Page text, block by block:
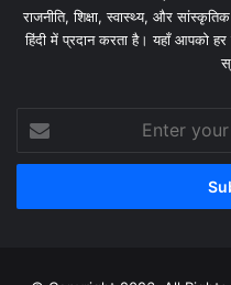
राजनीति, शिक्षा, स्वास्थ्य, और
हिंदी में प्रदान करता है। यहाँ आपको
your
Email